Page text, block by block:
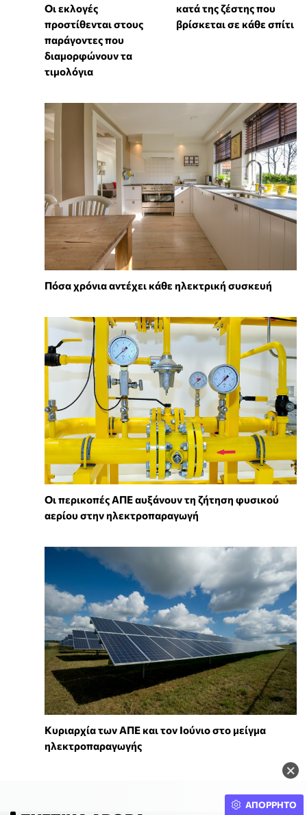
×
Οι εκλογές
προστίθενται στους
παράγοντες που
διαμορφώνουν τα
τιμολόγια
κατά της ζέστης που
βρίσκεται σε κάθε σπίτι
Πόσα χρόνια αντέχει κάθε ηλεκτρική συσκευή
Οι περικοπές ΑΠΕ αυξάνουν τη ζήτηση φυσικού
αερίου στην ηλεκτροπαραγωγή
Κυριαρχία των ΑΠΕ και τον Ιούνιο στο μείγμα
ηλεκτροπαραγωγής
ΑΠΟΡΡΗΤΟ